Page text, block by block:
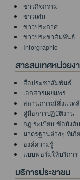
ข่าวกิจกรรม
ข่าวเด่น
ข่าวประกาศ
ข่าวประชาสัมพันธ์
Inforgraphic
สารสนเทศหน่วยง
สื่อประชาสัมพันธ์
เอกสารเผยแพร่
สถานการณ์สิ่งแวด
คู่มือการปฏิบัติงาน
กฎ ระเบียบ ข้อบังคั
มาตรฐานต่างๆ ที่เกี่
องค์ความรู้
แบบฟอร์มให้บริการ
บริการประชาชน